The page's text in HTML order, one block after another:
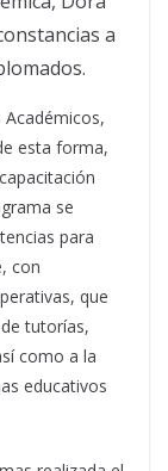
a
esta forma,
se
para
con
que
tutorías,
como a la
educativos